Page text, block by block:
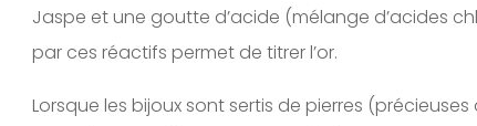
Jaspe et une goutte d’acide (mélange d’acides
par ces réactifs permet de titrer l’or.
Lorsque les bijoux sont sertis de pierres